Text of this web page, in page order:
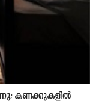
കണക്കുകളിൽ